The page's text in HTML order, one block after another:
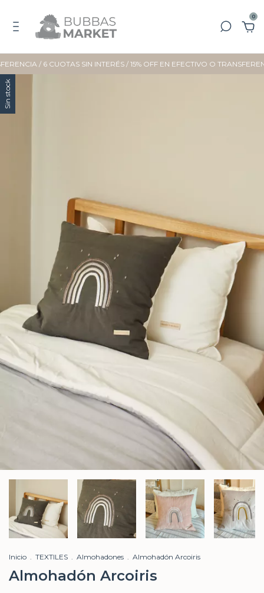
0
/ 6 CUOTAS SIN INTERÉS / 15% OFF EN EFECTIVO O
Sin stock
Inicio . TEXTILES . Almohadones . Almohadón Arcoiris
Almohadón Arcoiris